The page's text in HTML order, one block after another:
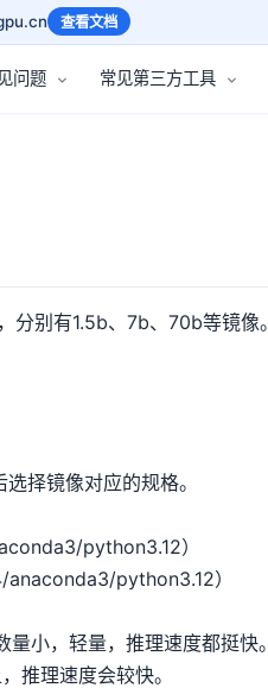
问题 常见第三方工具
别有1.5b、7b、70b等镜像。
择镜像对应的规格。
python3.12）
python3.12）
小，轻量，推理速度都挺快。
推理速度会较快。
查看文档